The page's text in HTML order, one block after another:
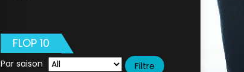
FLOP 10
Par saison